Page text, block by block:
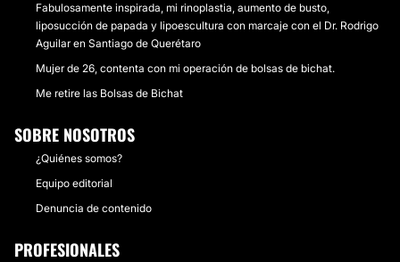
Fabulosamente inspirada, mi rinoplastia, aumento de busto,
liposucción de papada y lipoescultura con marcaje con el Dr. Rodrigo
Aguilar en Santiago de Querétaro
Mujer de 26, contenta con mi operación de bolsas de bichat.
Me retire las Bolsas de Bichat
SOBRE NOSOTROS
¿Quiénes somos?
Equipo editorial
Denuncia de contenido
PROFESIONALES